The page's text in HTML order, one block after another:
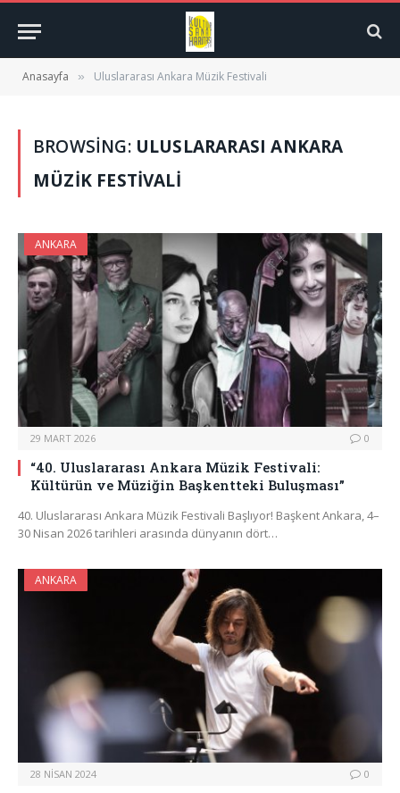
Anasayfa » Uluslararası Ankara Müzik Festivali
BROWSING: ULUSLARARASI ANKARA
MÜZIK FESTIVALI
ANKARA
29 MART 2026 0
“40. Uluslararası Ankara Müzik Festivali:
Kültürün ve Müziğin Başkentteki Buluşması”
40. Uluslararası Ankara Müzik Festivali Başlıyor! Başkent Ankara, 4–
30 Nisan 2026 tarihleri arasında dünyanın dört…
ANKARA
28 NISAN 2024 0